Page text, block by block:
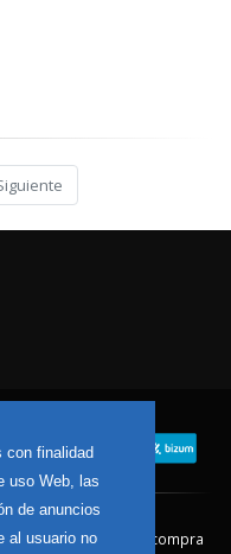
con finalidad
uso Web, las
de anuncios
al usuario no
Condiciones de compra